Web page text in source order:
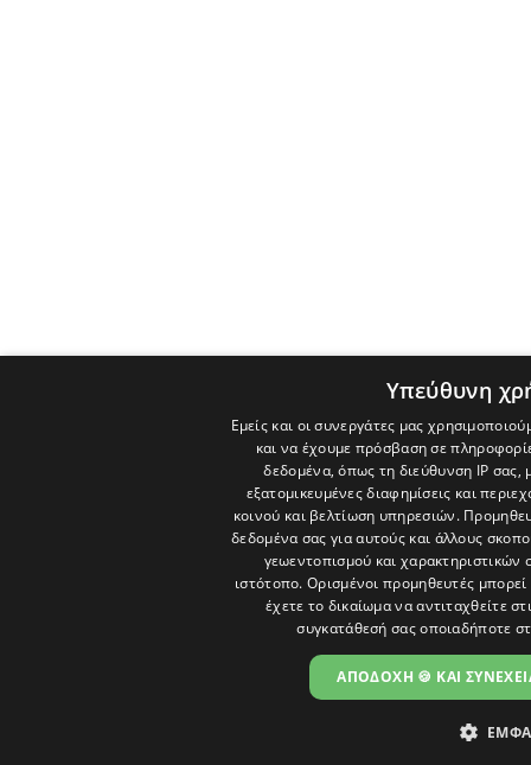
Υπεύθυνη
Εμείς και οι συνεργάτες μας
και να έχουμε πρόσβαση σε
δεδομένα, όπως τη διεύθυνση IP σας,
εξατομικευμένες διαφημίσεις και
κοινού και βελτίωση υπηρεσιών.
δεδομένα σας για αυτούς και άλλους
γεωεντοπισμού και χαρακτηριστικών
ιστότοπο. Ορισμένοι προμηθευτές
έχετε το δικαίωμα να αντιταχθείτε
συγκατάθεσή σας οποιαδήποτε
ΑΠΟΔΟΧΗ 🍪 ΚΑΙ